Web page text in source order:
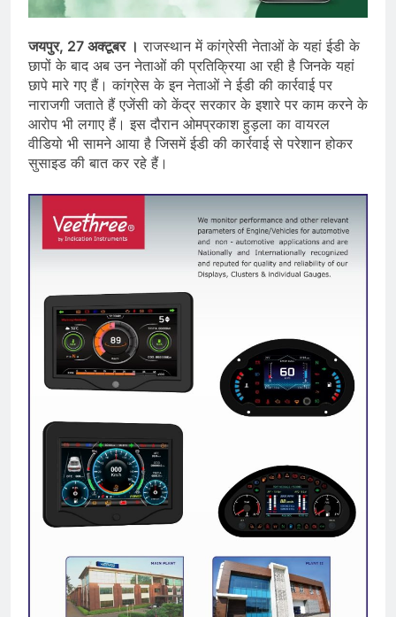
जयपुर, 27 अक्टूबर । राजस्थान में कांग्रेसी नेताओं के यहां ईडी के
छापों के बाद अब उन नेताओं की प्रतिक्रिया आ रही है जिनके यहां
छापे मारे गए हैं। कांग्रेस के इन नेताओं ने ईडी की कार्रवाई पर
नाराजगी जताते हैं एजेंसी को केंद्र सरकार के इशारे पर काम करने के
आरोप भी लगाए हैं। इस दौरान ओमप्रकाश हुड़ला का वायरल
वीडियो भी सामने आया है जिसमें ईडी की कार्रवाई से परेशान होकर
सुसाइड की बात कर रहे हैं।